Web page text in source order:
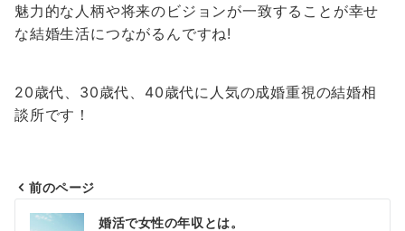
魅力的な人柄や将来のビジョンが一致することが幸せ
な結婚生活につながるんですね!
20歳代、30歳代、40歳代に人気の成婚重視の結婚相
談所です！
投
前のページ
婚活で女性の年収とは。